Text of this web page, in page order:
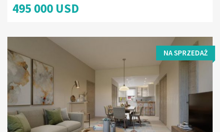
495 000 USD
NA SPRZEDAŻ